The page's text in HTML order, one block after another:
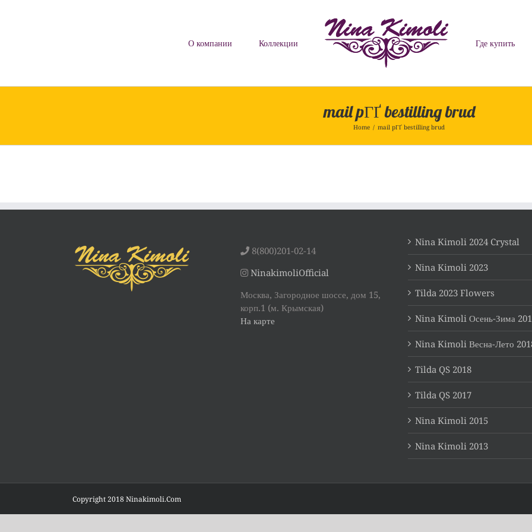
О компании Коллекции Где купить
mail pГҐ bestilling brud
Home / mail pГҐ bestilling brud
8(800)201-02-14
NinakimoliOfficial
Москва, Загородное шоссе, дом 15,
корп.1 (м. Крымская)
На карте
Nina Kimoli 2024 Crystal
Nina Kimoli 2023
Tilda 2023 Flowers
Nina Kimoli Осень-Зима
Nina Kimoli Весна-Лето
Tilda QS 2018
Tilda QS 2017
Nina Kimoli 2015
Nina Kimoli 2013
Copyright 2018 Ninakimoli.Com